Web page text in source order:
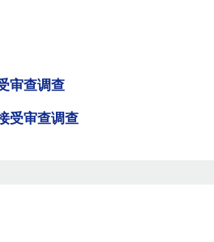
审查调查
受审查调查